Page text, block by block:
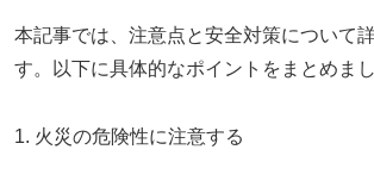
本記事では、注意点と安全対策について
す。以下に具体的なポイントをまとめまし
1. 火災の危険性に注意する